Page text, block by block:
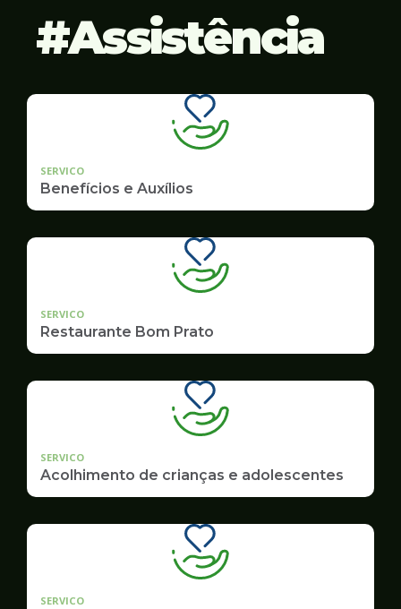
Assistência
SERVICO
Benefícios e Auxílios
SERVICO
Restaurante Bom Prato
SERVICO
Acolhimento de crianças e adolescentes
SERVICO